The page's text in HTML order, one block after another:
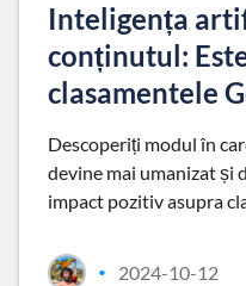
Inteligența
conținutul:
clasamentele
Descoperiți modul în
devine mai umanizat și
impact pozitiv asupra
• 2024-10-12